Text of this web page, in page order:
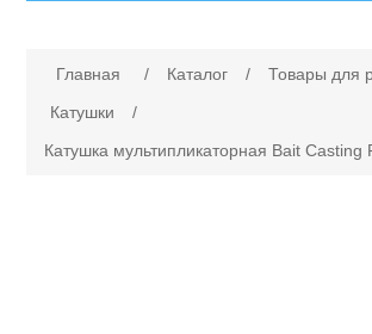
Каталог
Главная / Каталог / Товары для
Катушки
/
Катушка мультипликаторная Bait Casting